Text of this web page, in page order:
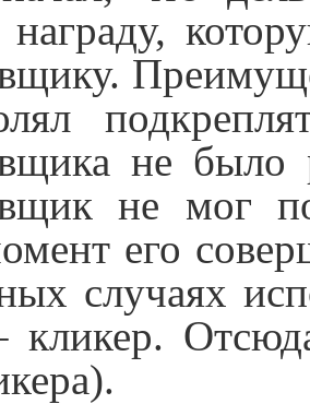
награду,
не
не мог
его
случаях
кликер.